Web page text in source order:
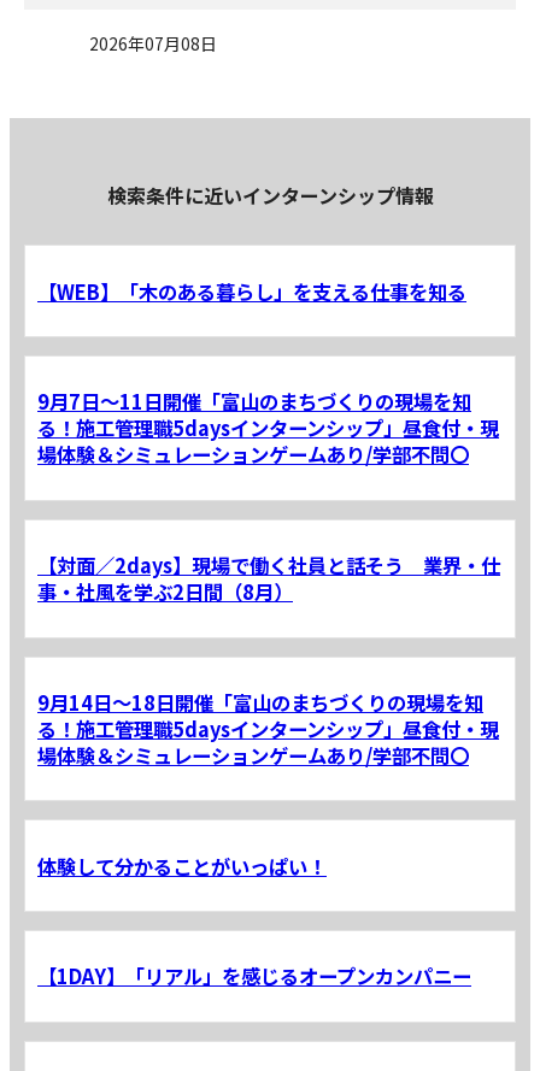
2026年07月08日
検索条件に近いインターンシップ情報
【WEB】「木のある暮らし」を支える仕事を知る
9月7日～11日開催「富山のまちづくりの現場を知
る！施工管理職5daysインターンシップ」昼食付・現
場体験＆シミュレーションゲームあり/学部不問〇
【対面／2days】現場で働く社員と話そう 業界・仕
事・社風を学ぶ2日間（8月）
9月14日～18日開催「富山のまちづくりの現場を知
る！施工管理職5daysインターンシップ」昼食付・現
場体験＆シミュレーションゲームあり/学部不問〇
体験して分かることがいっぱい！
【1DAY】「リアル」を感じるオープンカンパニー